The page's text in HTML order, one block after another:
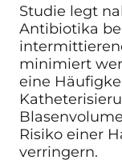
Studie legt
Antibiotika
minimiert
eine
Risiko einer
verringern.